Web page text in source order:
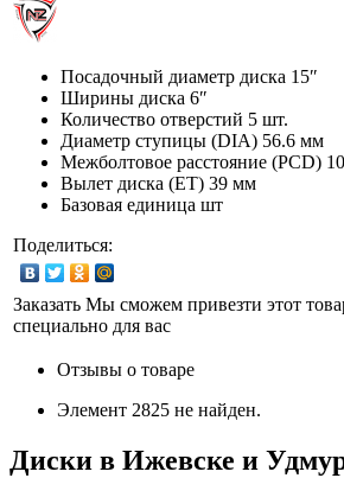
Посадочный диаметр диска 15″
Ширины диска 6″
Количество отверстий 5 шт.
Диаметр ступицы (DIA) 56.6 мм
Межболтовое расстояние (PCD)
Вылет диска (ET) 39 мм
Базовая единица шт
Поделиться:
Заказать Мы сможем привезти этот
специально для вас
Отзывы о товаре
Элемент 2825 не найден.
Диски в Ижевске и